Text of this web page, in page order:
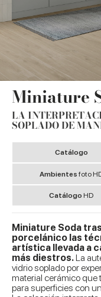
Miniature
LA
SOPLADO DE
Catálogo
Ambientesfoto
Catálogo HD
Miniature Soda
porcelánico las
artística llevada a
más diestros.La
vidrio soplado por
material cerámico que
para superficies con